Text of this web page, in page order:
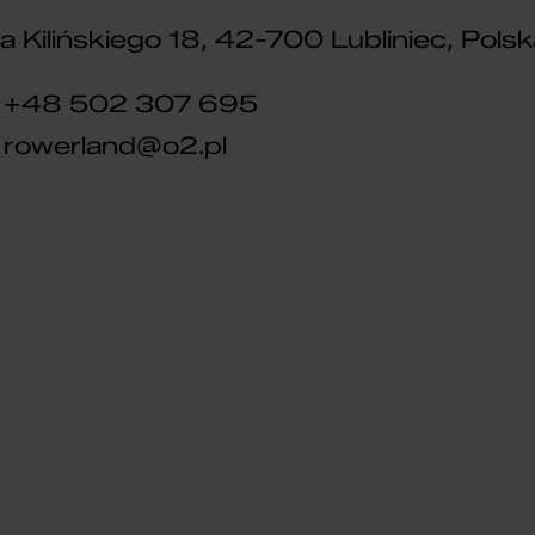
Kilińskiego 18, 42-700 Lubliniec,
+48 502 307 695
rowerland@o2.pl